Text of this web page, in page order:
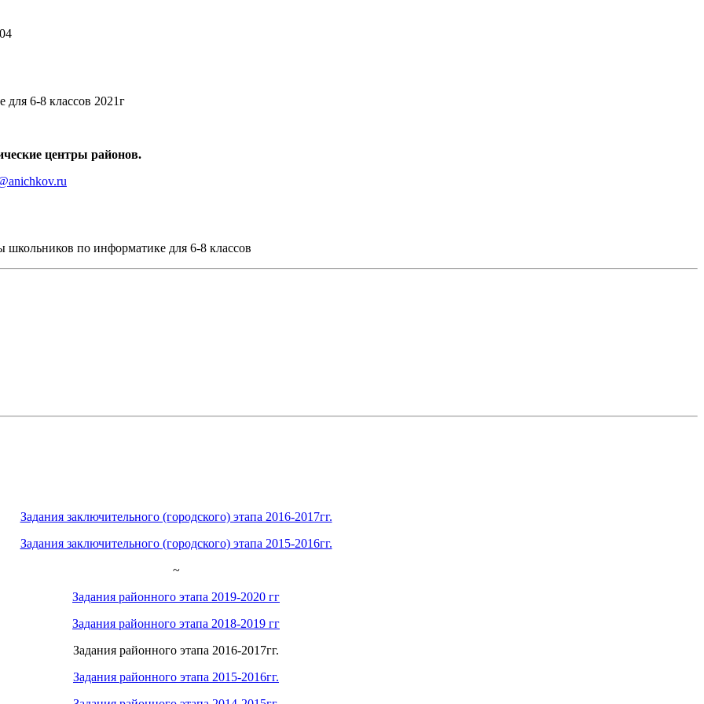
6-8 классов 2021г
центры районов.
по информатике для 6-8 классов
Задания заключительного (городского) этапа 2016-2017гг.
Задания заключительного (городского) этапа 2015-2016гг.
~
Задания районного этапа 2019-2020 гг
Задания районного этапа 2018-2019 гг
Задания районного этапа 2016-2017гг.
Задания районного этапа 2015-2016гг.